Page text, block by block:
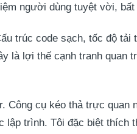
người dùng tuyệt vời,
trúc code sạch, tốc độ
là lợi thế cạnh tranh quan
Công cụ kéo thả trực quan
trình. Tôi đặc biệt thích